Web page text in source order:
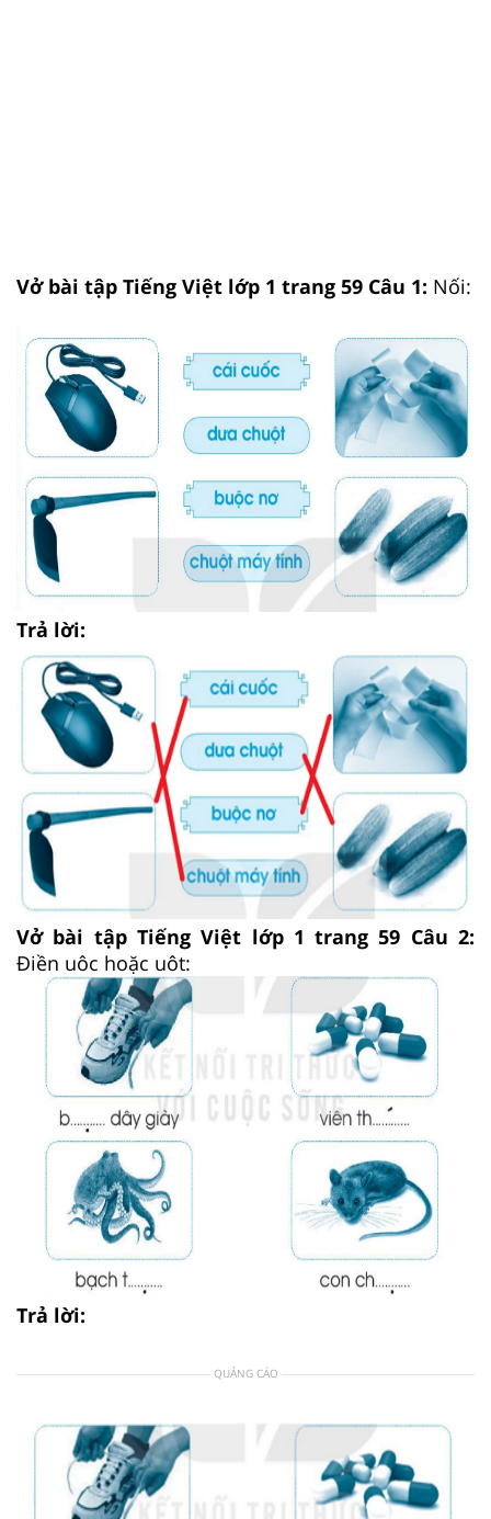
Vở bài tập Tiếng Việt lớp 1 trang 59 Câu 1: Nối:
Trả lời:
Vở bài tập Tiếng Việt lớp 1 trang 59 Câu 2:
Điền uôc hoặc uôt:
Trả lời:
QUẢNG CÁO